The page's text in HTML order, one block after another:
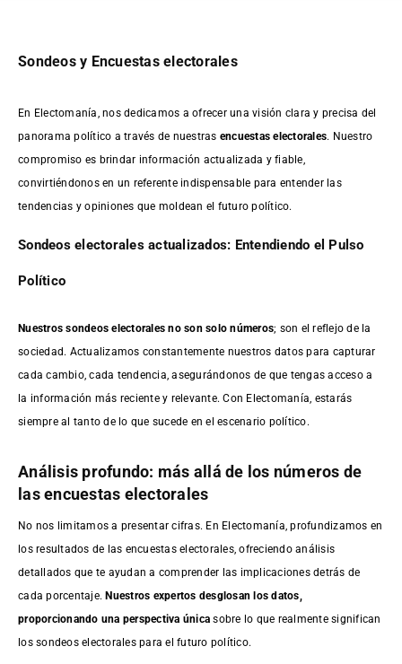
Sondeos y Encuestas electorales
En Electomanía, nos dedicamos a ofrecer una visión clara y precisa del
panorama político a través de nuestras encuestas electorales. Nuestro
compromiso es brindar información actualizada y fiable,
convirtiéndonos en un referente indispensable para entender las
tendencias y opiniones que moldean el futuro político.
Sondeos electorales actualizados: Entendiendo el Pulso
Político
Nuestros sondeos electorales no son solo números; son el reflejo de la
sociedad. Actualizamos constantemente nuestros datos para capturar
cada cambio, cada tendencia, asegurándonos de que tengas acceso a
la información más reciente y relevante. Con Electomanía, estarás
siempre al tanto de lo que sucede en el escenario político.
Análisis profundo: más allá de los números de
las encuestas electorales
No nos limitamos a presentar cifras. En Electomanía, profundizamos en
los resultados de las encuestas electorales, ofreciendo análisis
detallados que te ayudan a comprender las implicaciones detrás de
cada porcentaje.Nuestros expertos desglosan los datos,
proporcionando una perspectiva única sobre lo que realmente significan
los sondeos electorales para el futuro político.